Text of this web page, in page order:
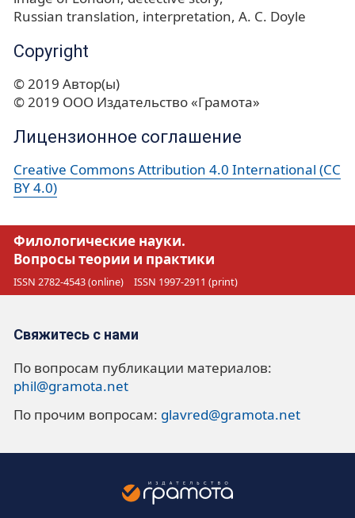
Russian translation interpretation A. C. Doyle
Copyright
© 2019 Автор(ы)
© 2019 ООО Издательство «Грамота»
Лицензионное соглашение
Creative Commons Attribution 4.0 International (CC
BY 4.0)
Филологические науки.
Вопросы теории и практики
ISSN 2782-4543 (online) ISSN 1997-2911 (print)
Свяжитесь с нами
По вопросам публикации материалов:
phil@gramota.net
По прочим вопросам: glavred@gramota.net